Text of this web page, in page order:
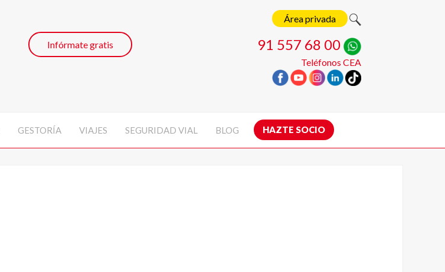
Área privada
91 557 68 00
Teléfonos CEA
Infórmate gratis
GESTORÍA VIAJES SEGURIDAD VIAL BLOG HAZTE SOCIO